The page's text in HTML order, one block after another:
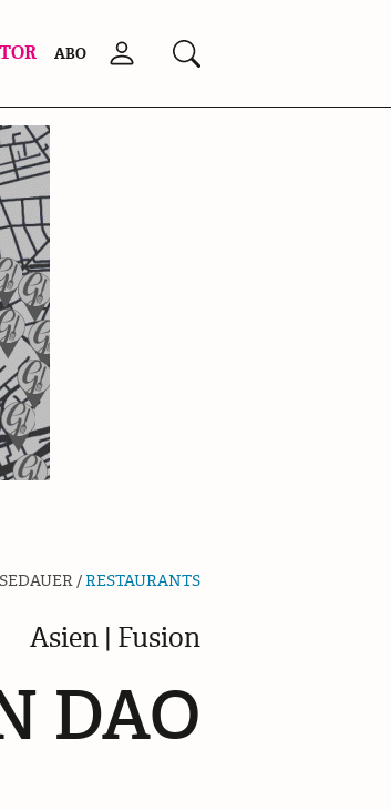
ABO AnmeldenSuchen
/RESTAURANTS
Asien | Fusion
DAO